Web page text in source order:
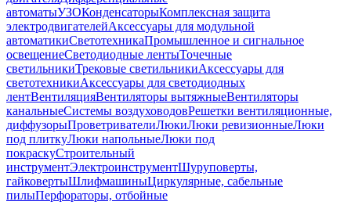
автоматыУЗОКонденсаторыКомплексная защита
электродвигателейАксессуары для модульной
автоматикиСветотехникаПромышленное и сигнальное
освещениеСветодиодные лентыТочечные
светильникиТрековые светильникиАксессуары для
светотехникиАксессуары для светодиодных
лентВентиляцияВентиляторы вытяжныеВентиляторы
канальныеСистемы воздуховодовРешетки вентиляционные,
диффузорыПроветривателиЛюкиЛюки ревизионныеЛюки
под плиткуЛюки напольныеЛюки под
покраскуСтроительный
инструментЭлектроинструментШуруповерты,
гайковертыШлифмашиныЦиркулярные, сабельные
пилыПерфораторы, отбойные